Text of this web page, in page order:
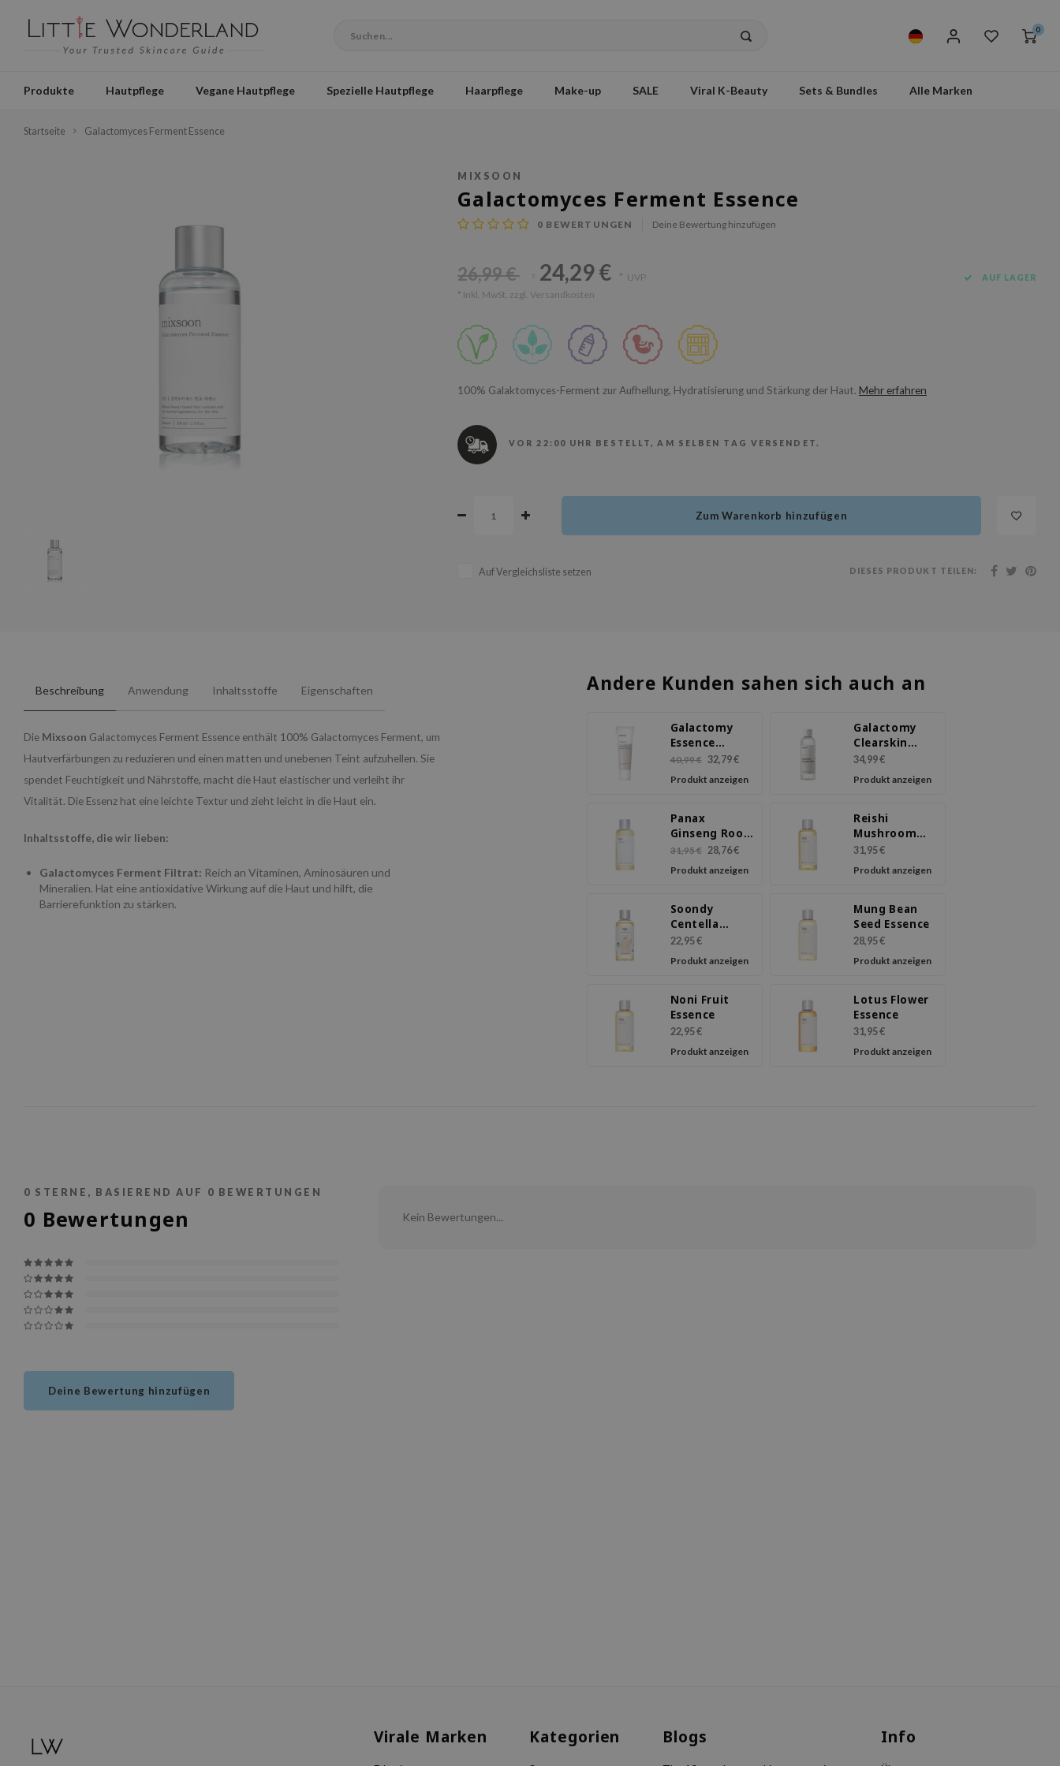
0
Produkte Hautpflege Vegane Hautpflege Spezielle Hautpflege Haarpflege Make-up SALE Viral K-Beauty Sets & Bundles Alle Marken
Startseite Galactomyces Ferment Essence
MIXSOON
Galactomyces Ferment Essence
0 BEWERTUNGEN Deine Bewertung hinzufügen
26,99 € 24,29 € * UVP
* Inkl. MwSt. zzgl. Versandkosten
AUF LAGER
100% Galaktomyces-Ferment zur Aufhellung, Hydratisierung und Stärkung der Haut. Mehr erfahren
VOR 22:00 UHR BESTELLT, AM SELBEN TAG VERSENDET.
Zum Warenkorb hinzufügen
Auf Vergleichsliste setzen DIESES PRODUKT TEILEN:
Beschreibung Anwendung Inhaltsstoffe Eigenschaften
Die Mixsoon Galactomyces Ferment Essence enthält 100% Galactomyces Ferment, um
Hautverfärbungen zu reduzieren und einen matten und unebenen Teint aufzuhellen. Sie
spendet Feuchtigkeit und Nährstoffe, macht die Haut elastischer und verleiht ihr
Vitalität. Die Essenz hat eine leichte Textur und zieht leicht in die Haut ein.
Inhaltsstoffe, die wir lieben:
Galactomyces Ferment Filtrat: Reich an Vitaminen, Aminosäuren und
Mineralien. Hat eine antioxidative Wirkung auf die Haut und hilft, die
Barrierefunktion zu stärken.
Andere Kunden sahen sich auch an
Galactomy
Essence
Cream
40,99 € 32,79 €
Produkt anzeigen
Galactomy
Clearskin
Toner
34,99 €
Produkt anzeigen
Panax
Ginseng Root
Essence
31,95 € 28,76 €
Produkt anzeigen
Reishi
Mushroom
Essence
31,95 €
Produkt anzeigen
Soondy
Centella
Asiatica
Essence
22,95 €
Produkt anzeigen
Mung Bean
Seed Essence
28,95 €
Produkt anzeigen
Noni Fruit
Essence
22,95 €
Produkt anzeigen
Lotus Flower
Essence
31,95 €
Produkt anzeigen
0 STERNE, BASIEREND AUF 0 BEWERTUNGEN
0 Bewertungen
Deine Bewertung hinzufügen
Kein Bewertungen...
Virale Marken Kategorien Blogs Info